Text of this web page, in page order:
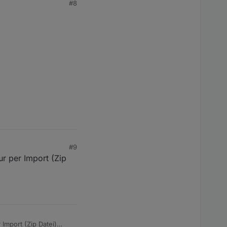
#8
#9
per Import (Zip
(Zip Datei)